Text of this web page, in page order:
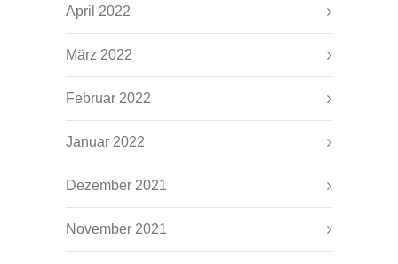
April 2022
März 2022
Februar 2022
Januar 2022
Dezember 2021
November 2021